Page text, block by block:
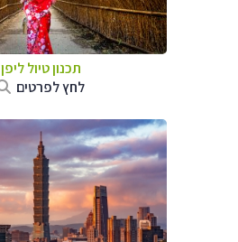
תכנון טיולליפן
לחץ לפרטים